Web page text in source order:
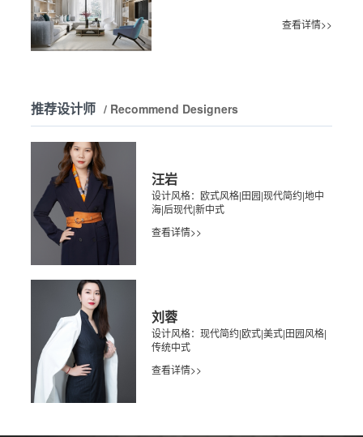
查看详情>>
推荐设计师 / Recommend Designers
汪岩
设计风格：欧式风格|田园|现代简约|地中
海|后现代|新中式
查看详情>>
刘蓉
设计风格：现代简约|欧式|美式|田园风格|
传统中式
查看详情>>